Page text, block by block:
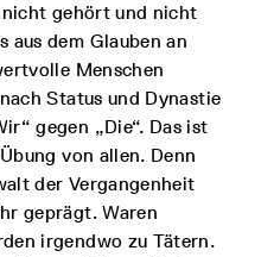
gehört und nicht
aus dem Glauben an
Menschen
Status und Dynastie
gegen „Die“. Das ist
von allen. Denn
der Vergangenheit
geprägt. Waren
irgendwo zu Tätern.